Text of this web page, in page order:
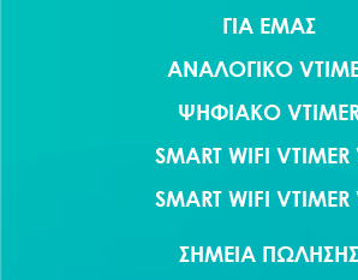
ΓΙΑ ΕΜΑΣ
ΑΝΑΛΟΓΙΚΟ
ΨΗΦΙΑΚΟ
SMART WIFI
SMART WIFI
ΣΗΜΕΙΑ ΠΩΛΗΣΗΣ